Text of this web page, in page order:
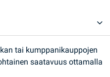
tai kumppanikauppojen
saatavuus ottamalla